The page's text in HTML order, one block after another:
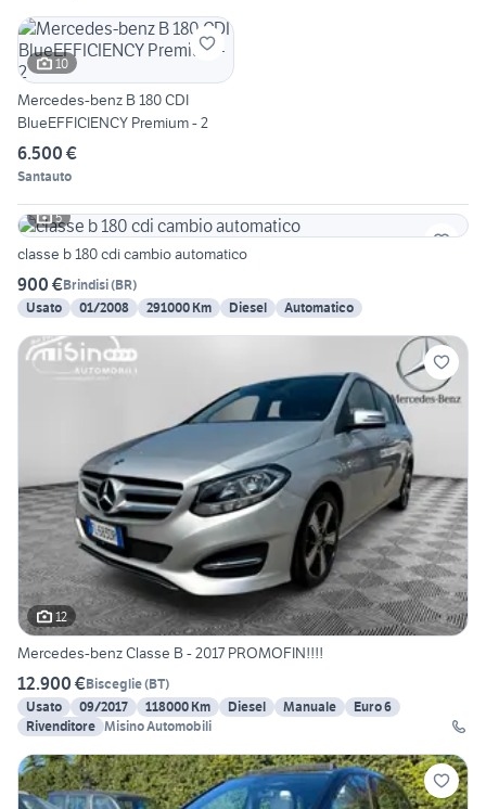
10
Mercedes-benz B 180 CDI
BlueEFFICIENCY Premium - 2
6.500 €
Santauto
5
classe b 180 cdi cambio automatico
900 €Brindisi(BR)
Usato
01/2008 291000 Km Diesel Automatico
12
Mercedes-benz Classe B - 2017 PROMOFIN!!!!
12.900 €Bisceglie(BT)
Usato
09/2017 118000 Km Diesel Manuale
Euro 6
Rivenditore Misino Automobili